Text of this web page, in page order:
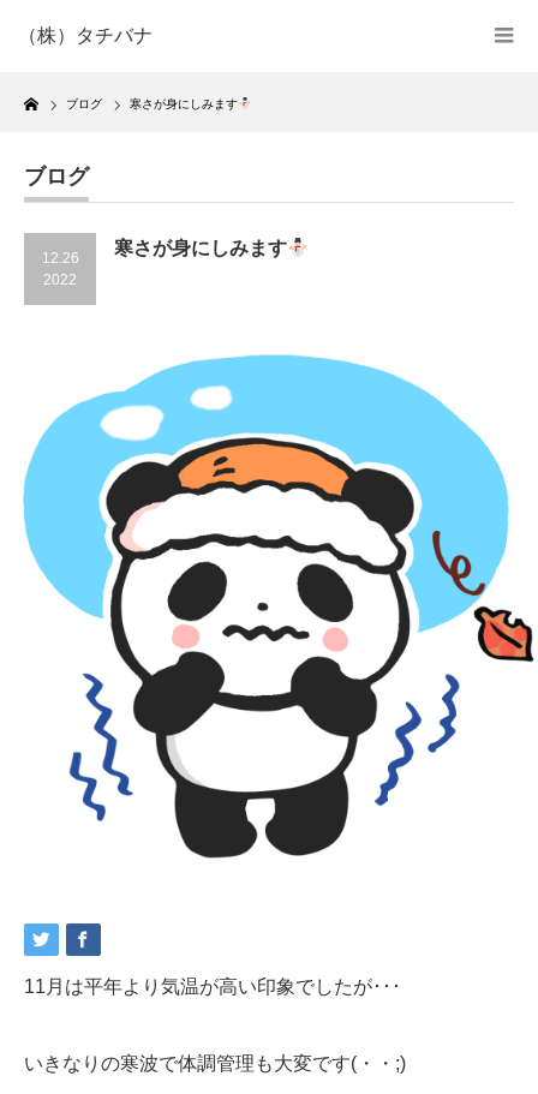
（株）タチバナ
Home
ブログ 寒さが身にしみます
ブログ
12.26
2022
寒さが身にしみます
11月は平年より気温が高い印象でしたが･･･
いきなりの寒波で体調管理も大変です(・・;)